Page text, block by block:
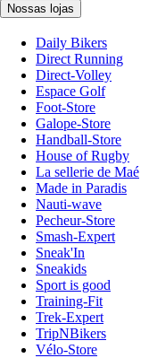
Nossas lojas
Daily Bikers
Direct Running
Direct-Volley
Espace Golf
Foot-Store
Galope-Store
Handball-Store
House of Rugby
La sellerie de Maé
Made in Paradis
Nauti-wave
Pecheur-Store
Smash-Expert
Sneak'In
Sneakids
Sport is good
Training-Fit
Trek-Expert
TripNBikers
Vélo-Store